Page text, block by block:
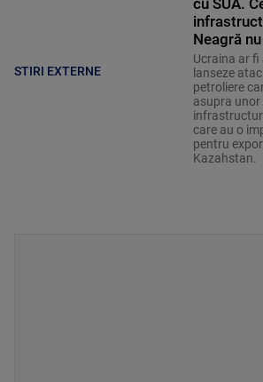
STIRI EXTERNE
cu SUA.
Neagră
Ucraina ar
lanseze
petroliere
asupra unor
care au o
pentru
Kazahstan.